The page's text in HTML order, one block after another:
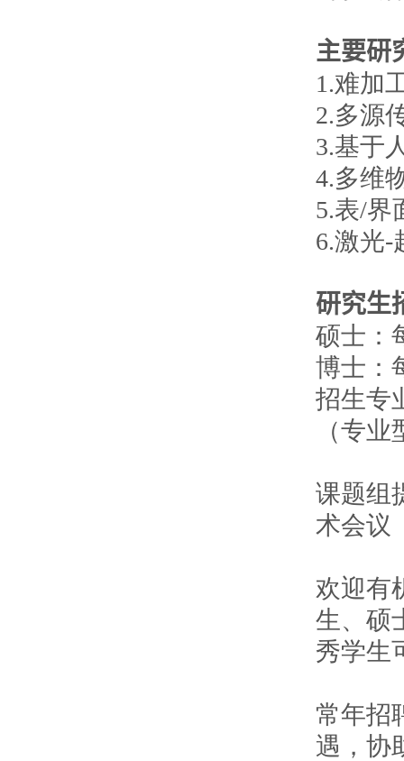
主要研
1.难加
2.多源
3.基于
4.多维
5.表/界
6.激光-
研究生
硕士：
博士：
招生专
（专业
课题组
术会议
欢迎有
生、硕
秀学生
常年招
遇，协